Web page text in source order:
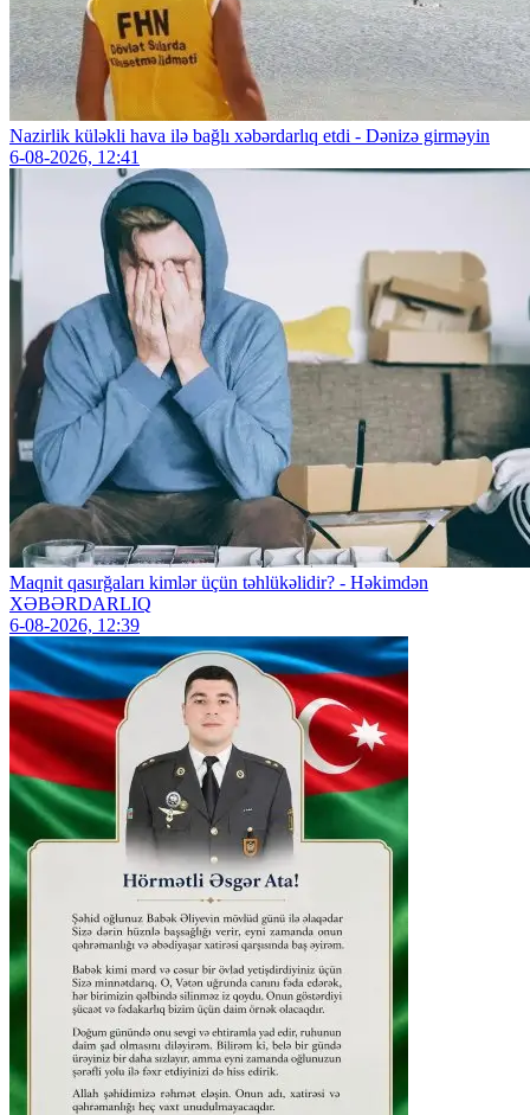
Nazirlik küləkli hava ilə bağlı xəbərdarlıq etdi - Dənizə girməyin
6-08-2026, 12:41
Maqnit qasırğaları kimlər üçün təhlükəlidir? - Həkimdən
XƏBƏRDARLIQ
6-08-2026, 12:39